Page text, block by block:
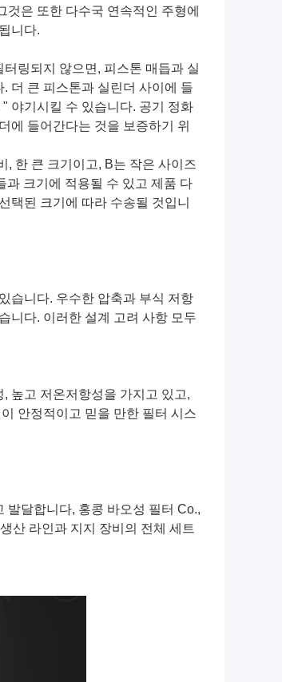
것은 또한 다수국 연속적인 주형에
니다.
링되지 않으면, 피스톤 매듭과 실
더 큰 피스톤과 실린더 사이에 들
야기시킬 수 있습니다. 공기 정화
에 들어간다는 것을 보증하기 위
, 한 큰 크기이고, B는 작은 사이즈
과 크기에 적용될 수 있고 제품 다
택된 크기에 따라 수송될 것입니
습니다. 우수한 압축과 부식 저항
니다. 이러한 설계 고려 사항 모두
높고 저온저항성을 가지고 있고,
안정적이고 믿을 만한 필터 시스
발달합니다, 홍콩 바오성 필터 Co.,
산 라인과 지지 장비의 전체 세트